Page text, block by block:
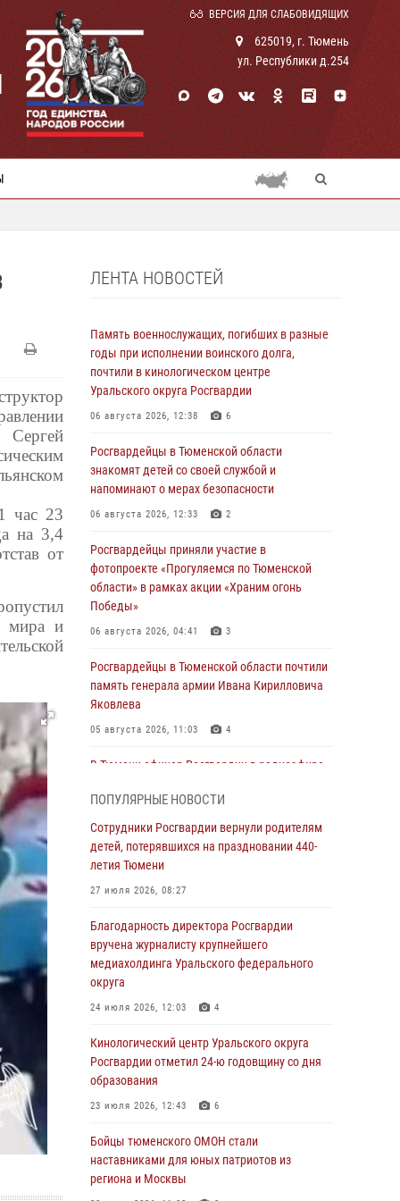
ВЕРСИЯ ДЛЯ СЛАБОВИДЯЩИХ
625019, г. Тюмень
ул. Республики д.254
Сергей
час 23
на 3,4
от
мира и
ЛЕНТА НОВОСТЕЙ
Память военнослужащих, погибших в разные
годы при исполнении воинского долга,
почтили в кинологическом центре
Уральского округа Росгвардии
06 августа 2026, 12:38 6
Росгвардейцы в Тюменской области
знакомят детей со своей службой и
напоминают о мерах безопасности
06 августа 2026, 12:33 2
Росгвардейцы приняли участие в
фотопроекте «Прогуляемся по Тюменской
области» в рамках акции «Храним огонь
Победы»
06 августа 2026, 04:41 3
Росгвардейцы в Тюменской области почтили
память генерала армии Ивана Кирилловича
Яковлева
05 августа 2026, 11:03 4
В Тюмени офицер Росгвардии в радиоэфире
владения оружием
05 августа 2026, 09:56 2
Военнослужащие Росгвардии сбили дрон-
Стальной характер продемонстрировали
росгвардейцы в ходе масштабных
спортивных событий на Урале
05 августа 2026, 05:22
В Тюмени сотрудник Росгвардии во
внеслужебное время задержал виновника
ДТП
05 августа 2026, 05:15
Со 101-м Днём рождения поздравили
сотрудники Росгвардии труженицу тыла из
Тюмени
ПОПУЛЯРНЫЕ НОВОСТИ
Сотрудники Росгвардии вернули родителям
детей, потерявшихся на праздновании 440-
летия Тюмени
27 июля 2026, 08:27
Благодарность директора Росгвардии
вручена журналисту крупнейшего
медиахолдинга Уральского федерального
округа
24 июля 2026, 12:03 4
Кинологический центр Уральского округа
Росгвардии отметил 24-ю годовщину со дня
образования
23 июля 2026, 12:43 6
Бойцы тюменского ОМОН стали
наставниками для юных патриотов из
региона и Москвы